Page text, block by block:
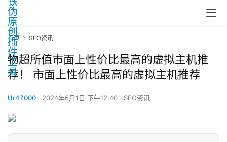
首页 SEO资讯
物超所值市面上性价比最高的虚拟主机推
荐！ 市面上性价比最高的虚拟主机推荐
Ur47000 2024年6月1日 下午12:40 SEO资讯